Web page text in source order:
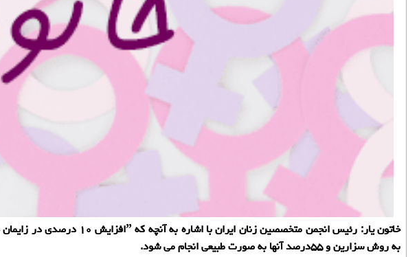
به روش سزارین و ۵۵درصد آنها به صورت طبیعی انجام می شود.